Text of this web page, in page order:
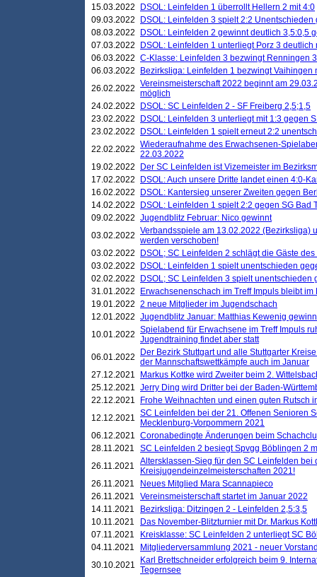
15.03.2022
DSOL: Leinfelden 1 überrollt Hellern 2 mit 4:0
09.03.2022
DSOL: Leinfelden 3 spielt 2:2 Unentschieden
08.03.2022
DSOL: Leinfelden 2 gewinnt deutlich 3,5:0,5
07.03.2022
DSOL: Leinfelden 1 unterliegt Porz 3 deutlich
06.03.2022 C-Klasse: Leinfelden 3 bezwingt Renningen
06.03.2022
Bezirksliga: Leinfelden 1 bezwingt Vaihingen
26.02.2022 Vereinsmeisterschaft 2022 beginnt am
möglich
24.02.2022
DSOL: SC Leinfelden 2 - SF Freiberg 2,5;1,5
23.02.2022
DSOL: Leinfelden 3 unterliegt mit 1:3 gegen
23.02.2022
DSOL: Leinfelden 1 spielt erneut 2:2
22.02.2022 Wiederaufnahme des Erwachsenen-
22.03.2022
19.02.2022
Der SC Leinfelden ist Vizemeister im
17.02.2022
DSOL: Auch unsere Dritte landet einen 4:0-
16.02.2022
DSOL: Kantersieg unserer Zweiten gegen
14.02.2022
DSOL: Leinfelden 1 spielt 2:2 gegen SG Bad
09.02.2022 Jugendblitz Februar: Nico gewinnt
03.02.2022 Verbandsspiele am 13.02.2022 (Bezirksliga)
werden verschoben!
03.02.2022
DSOL; SC Leinfelden 2 schlägt die Gäste
03.02.2022
DSOL: Leinfelden 1 spielt unentschieden
02.02.2022
DSOL; SC Leinfelden 3 spielt unentschieden
31.01.2022
Erwachsenenschach im Treff Impuls bleibt
19.01.2022 2 neue Mitglieder im Jugendschach
12.01.2022 Jugendblitz Januar: Matthias Kewenig
10.01.2022 Spielabend für Erwachsene im Treff Impuls
Jugendtraining findet aber statt
06.01.2022
Der Bezirk Stuttgart und alle Stuttgarter
der Mannschaftswettkämpfe auch im Januar
27.12.2021
Markus Kottke wird Zweiter beim 2.
25.12.2021 Jerry Ding wird Dritter bei der Baden-
22.12.2021
Frohe Weihnachten und einen guten Rutsch
12.12.2021 SC Leinfelden bei der 21. Offenen Senioren
Mecklenburg-Vorpommern 2021
06.12.2021 Coronabedingte Änderungen beim
28.11.2021
SC Leinfelden 2 besiegt Spvgg Böblingen 2
26.11.2021
Altersklassen-Sieg für den SC Leinfelden bei
Kreisjugendeinzelmeisterschaften 2021!
26.11.2021
Neues Mitglied Mara Scannapieco
26.11.2021
Vereinsmeisterschaft startet im Januar 2022
14.11.2021
Bezirksliga: Ditzingen 2 - Leinfelden 2,5:3,5
10.11.2021
Das November-Blitzturnier mit Dr. Markus
07.11.2021
Kreisklasse: SC Leinfelden 2 unterliegt SC
04.11.2021
Mitgliederversammlung 2021 - neuer
30.10.2021
Karl Brettschneider erfolgreich beim 9.
Tegernsee